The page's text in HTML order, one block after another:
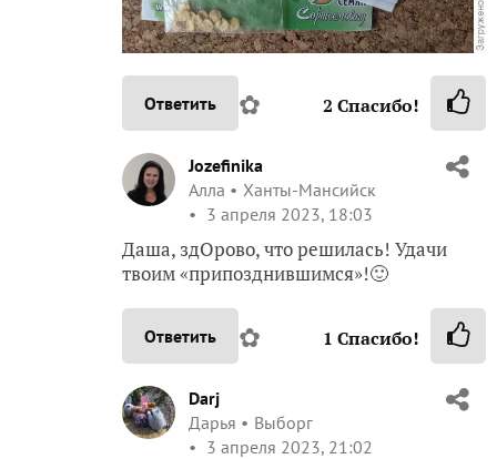
Ответить ✿ 2 Спасибо!
Jozefinika
Алла
Ханты-Мансийск
3 апреля 2023, 18:03
Даша, здОрово, что решилась! Удачи
твоим «припозднившимся»!🙂
Ответить ✿ 1 Спасибо!
Darj
Дарья
Выборг
3 апреля 2023, 21:02